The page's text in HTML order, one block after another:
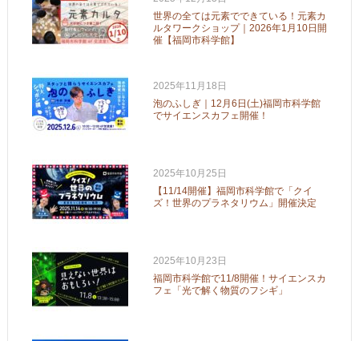
世界の全ては元素でできている！元素カ
ルタワークショップ｜2026年1月10日開
催【福岡市科学館】
2025年11月18日
泡のふしぎ｜12月6日(土)福岡市科学館
でサイエンスカフェ開催！
2025年10月25日
【11/14開催】福岡市科学館で「クイ
ズ！世界のプラネタリウム」開催決定
2025年10月23日
福岡市科学館で11/8開催！サイエンスカ
フェ「光で解く物質のフシギ」